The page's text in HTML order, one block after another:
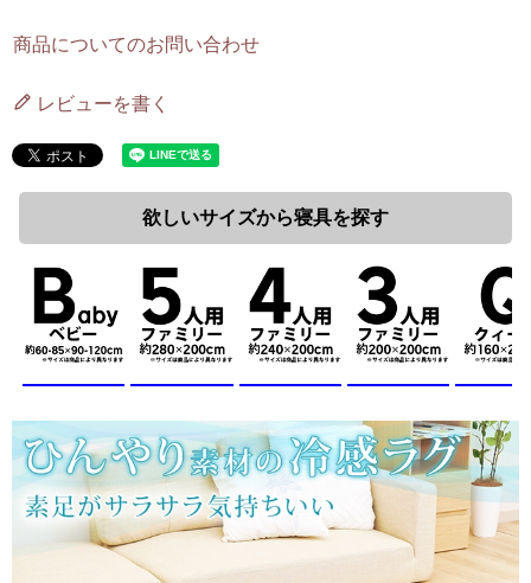
商品についてのお問い合わせ
レビューを書く
欲しいサイズから寝具を探す